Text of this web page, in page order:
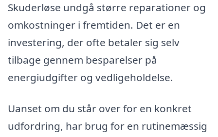
Skuderløse undgå større reparationer og
omkostninger i fremtiden. Det er en
investering, der ofte betaler sig selv
tilbage gennem besparelser på
energiudgifter og vedligeholdelse.
Uanset om du står over for en konkret
udfordring, har brug for en rutinemæssig